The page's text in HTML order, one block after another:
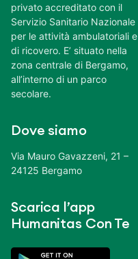
privato accreditato con il
Servizio Sanitario Nazionale
per le attività ambulatoriali e
di ricovero. E’ situato nella
zona centrale di Bergamo,
all’interno di un parco
secolare.
Dove siamo
Via Mauro Gavazzeni, 21 –
24125 Bergamo
Scarica l’app
Humanitas Con Te